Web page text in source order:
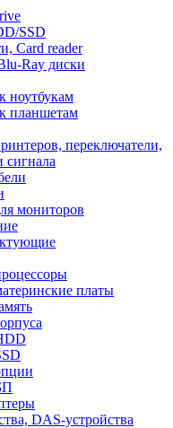
SSD
Card reader
Ray диски
ноутбукам
планшетам
переключатели,
сигнала
мониторов
платы
DAS-устройства